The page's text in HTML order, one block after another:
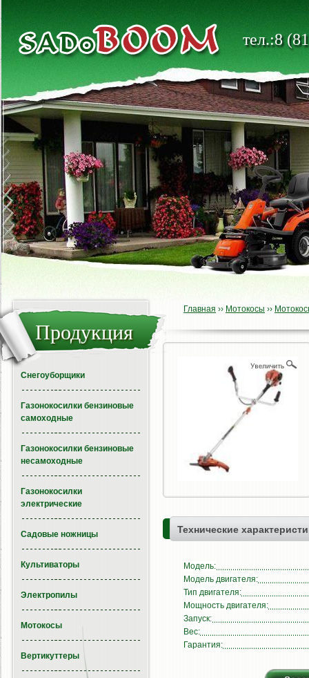
тел.:8
Главная ›› Мотокосы ››
Технические
Модель:
Модель двигателя:
Тип двигателя:
Мощность двигателя:
Запуск:
Вес:
Гарантия:
Продукция
Снегоуборщики
Газонокосилки бензиновые
самоходные
Газонокосилки бензиновые
несамоходные
Газонокосилки
электрические
Садовые ножницы
Культиваторы
Электропилы
Мотокосы
Вертикуттеры